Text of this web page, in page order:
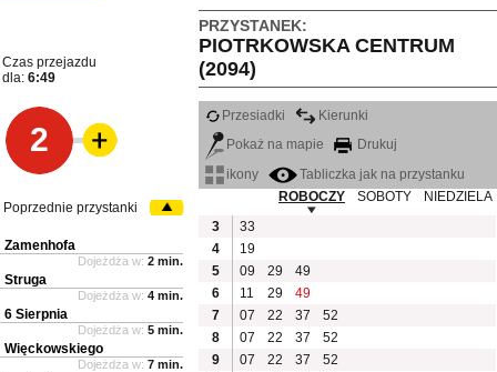
PRZYSTANEK:
PIOTRKOWSKA CENTRUM
(2094)
Czas przejazdu
dla: 6:49
2
Przesiadki
Kierunki
Pokaż na mapie
Drukuj
ikony
Tabliczka jak na przystanku
ROBOCZY
SOBOTY
NIEDZIELA
3
33
4
19
5
09 29
49
6
11 29
49
7
07 22 37
52
8
07 22 37
52
9
07 22 37
52
Poprzednie przystanki
Zamenhofa
Dojeżdża w: 2 min.
Struga
Dojeżdża w: 4 min.
6 Sierpnia
Dojeżdża w: 5 min.
Więckowskiego
Dojeżdża w: 7 min.